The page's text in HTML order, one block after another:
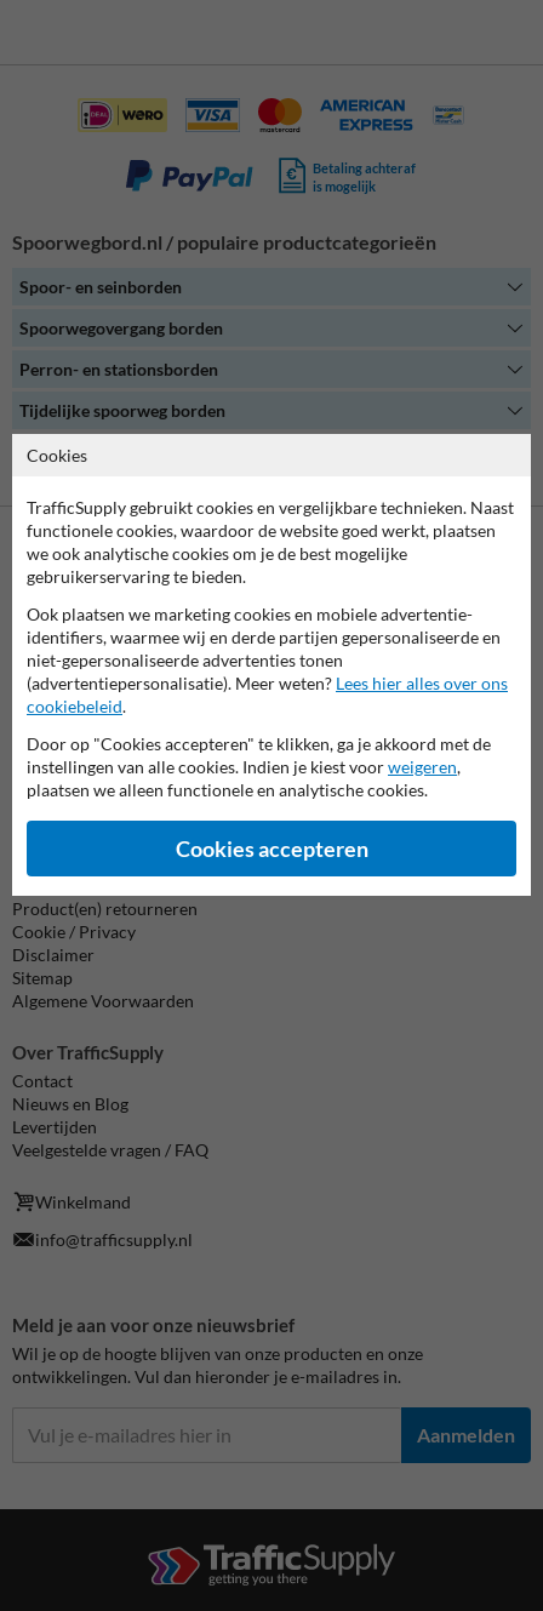
Betaling achteraf
is mogelijk
Spoorwegbord.nl / populaire productcategorieën
Spoor- en seinborden
Spoorwegovergang borden
Perron- en stationsborden
Tijdelijke spoorweg borden
Neem contact met ons op
7920070.
Vragen? Stuur een e-mail naarinfo@trafficsupply.nlof vul het
formulier in en we reageren zo spoedig mogelijk.
info@trafficsupply.nl
Alle contactgegevens
Informatie
Product(en) retourneren
Cookie / Privacy
Disclaimer
Sitemap
Algemene Voorwaarden
Over TrafficSupply
Contact
Nieuws en Blog
Levertijden
Veelgestelde vragen / FAQ
Winkelmand
info@trafficsupply.nl
Meld je aan voor onze nieuwsbrief
Wil je op de hoogte blijven van onze producten en onze
ontwikkelingen. Vul dan hieronder je e-mailadres in.
Aanmelden
Cookies
TrafficSupply gebruikt cookies en vergelijkbare technieken. Naast
functionele cookies, waardoor de website goed werkt, plaatsen
we ook analytische cookies om je de best mogelijke
gebruikerservaring te bieden.
Ook plaatsen we marketing cookies en mobiele advertentie-
identifiers, waarmee wij en derde partijen gepersonaliseerde en
niet-gepersonaliseerde advertenties tonen
(advertentiepersonalisatie). Meer weten? Lees hier alles over ons
cookiebeleid.
Door op "Cookies accepteren" te klikken, ga je akkoord met de
instellingen van alle cookies. Indien je kiest voorweigeren,
plaatsen we alleen functionele en analytische cookies.
Cookies accepteren